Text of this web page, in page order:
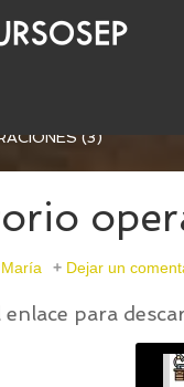
EL
(3)
María Dejar un
para